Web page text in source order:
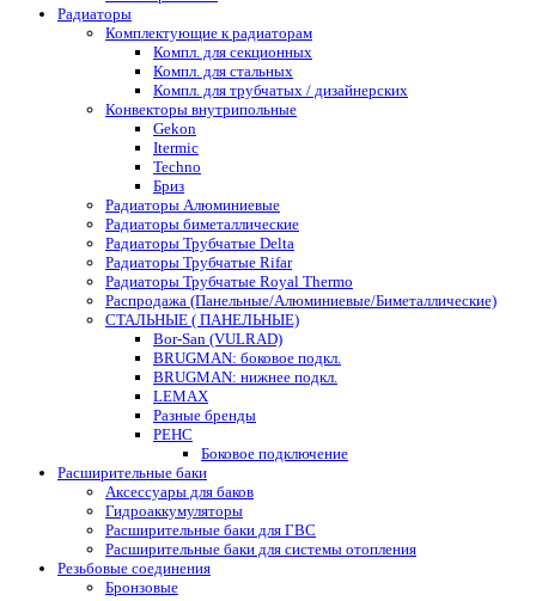
Радиаторы
Комплектующие к радиаторам
Компл. для секционных
Компл. для стальных
Компл. для трубчатых / дизайнерских
Конвекторы внутрипольные
Gekon
Itermic
Techno
Бриз
Радиаторы Алюминиевые
Радиаторы биметаллические
Радиаторы Трубчатые Delta
Радиаторы Трубчатые Rifar
Радиаторы Трубчатые Royal Thermo
Распродажа (Панельные/Алюминиевые/Биметаллические)
СТАЛЬНЫЕ ( ПАНЕЛЬНЫЕ)
Bor-San (VULRAD)
BRUGMAN: боковое подкл.
BRUGMAN: нижнее подкл.
LEMAX
Разные бренды
РЕНС
Боковое подключение
Расширительные баки
Аксессуары для баков
Гидроаккумуляторы
Расширительные баки для ГВС
Расширительные баки для системы отопления
Резьбовые соединения
Бронзовые